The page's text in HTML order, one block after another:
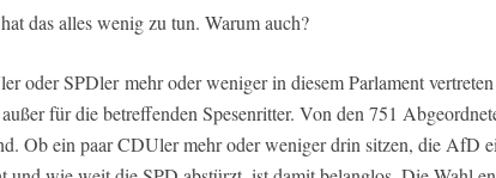
das alles wenig zu tun. Warum auch?
oder SPDler mehr oder weniger in diesem Parlament
für die betreffenden Spesenritter. Von den 751
Ob ein paar CDUler mehr oder weniger drin sitzen, die AfD